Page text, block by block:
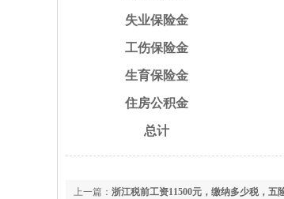
失业保险金
工伤保险金
生育保险金
住房公积金
总计
上一篇： 浙江税前工资11500元，缴纳多少税，五